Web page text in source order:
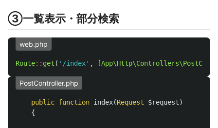
③一覧表示・部分検索
web.php
Route:: get ( '/index' , [
PostController.php
public function index(Request $request)
{